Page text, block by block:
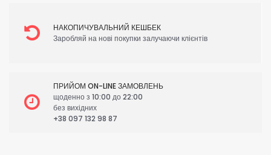
НАКОПИЧУВАЛЬНИЙ КЕШБЕК
Заробляй на нові покупки залучаючи клієнтів
ПРИЙОМ ON-LINE ЗАМОВЛЕНЬ
щоденно з 10:00 до 22:00
без вихідних
+38 097 132 98 87